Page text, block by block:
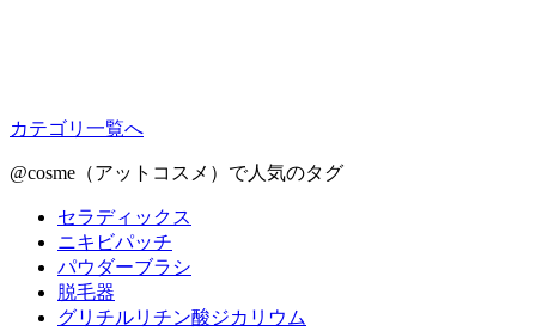
カテゴリ一覧へ
@cosme（アットコスメ）で人気のタグ
セラディックス
ニキビパッチ
パウダーブラシ
脱毛器
グリチルリチン酸ジカリウム